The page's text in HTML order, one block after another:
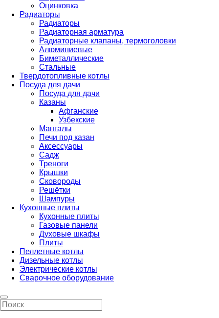
Оцинковка
Радиаторы
Радиаторы
Радиаторная арматура
Радиаторные клапаны, термоголовки
Алюминиевые
Биметаллические
Стальные
Твердотопливные котлы
Посуда для дачи
Посуда для дачи
Казаны
Афганские
Узбекские
Мангалы
Печи под казан
Аксессуары
Садж
Треноги
Крышки
Сковороды
Решётки
Шампуры
Кухонные плиты
Кухонные плиты
Газовые панели
Духовые шкафы
Плиты
Пеллетные котлы
Дизельные котлы
Электрические котлы
Сварочное оборудование